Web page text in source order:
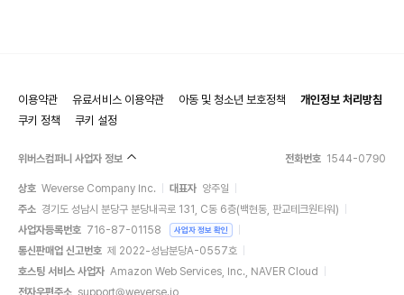
이용약관 유료서비스 이용약관 아동 및 청소년 보호정책
개인정보 처리방침
쿠키 정책
쿠키 설정
위버스컴퍼니 사업자 정보 전화번호 1544-0790
상호 Weverse Company Inc. 대표자 양주일
주소 경기도 성남시 분당구 분당내곡로 131, C동 6층(백현동, 판교테크원타워)
사업자등록번호 716-87-01158 사업자 정보 확인
통신판매업 신고번호 제 2022-성남분당A-0557호
호스팅 서비스 사업자 Amazon Web Services, Inc., NAVER Cloud
전자우편주소 support@weverse.io